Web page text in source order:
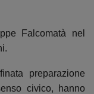
Falcomatà nel
preparazione
civico, hanno